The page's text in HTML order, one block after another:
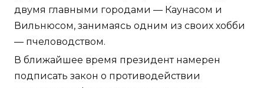
двумя главными городами — Каунасом и
Вильнюсом, занимаясь одним из своих хобби
— пчеловодством.
В ближайшее время президент намерен
подписать закон о противодействии